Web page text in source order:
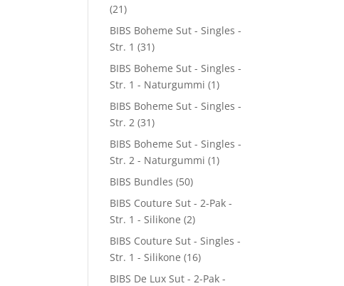
(21)
BIBS Boheme Sut - Singles -
Str. 1 (31)
BIBS Boheme Sut - Singles -
Str. 1 - Naturgummi (1)
BIBS Boheme Sut - Singles -
Str. 2 (31)
BIBS Boheme Sut - Singles -
Str. 2 - Naturgummi (1)
BIBS Bundles (50)
BIBS Couture Sut - 2-Pak -
Str. 1 - Silikone (2)
BIBS Couture Sut - Singles -
Str. 1 - Silikone (16)
BIBS De Lux Sut - 2-Pak -